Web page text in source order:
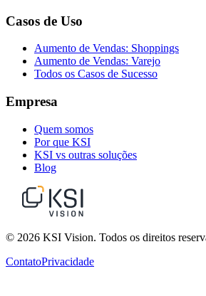
Casos de Uso
Aumento de Vendas: Shoppings
Aumento de Vendas: Varejo
Todos os Casos de Sucesso
Empresa
Quem somos
Por que KSI
KSI vs outras soluções
Blog
© 2026 KSI Vision. Todos os direitos
ContatoPrivacidade